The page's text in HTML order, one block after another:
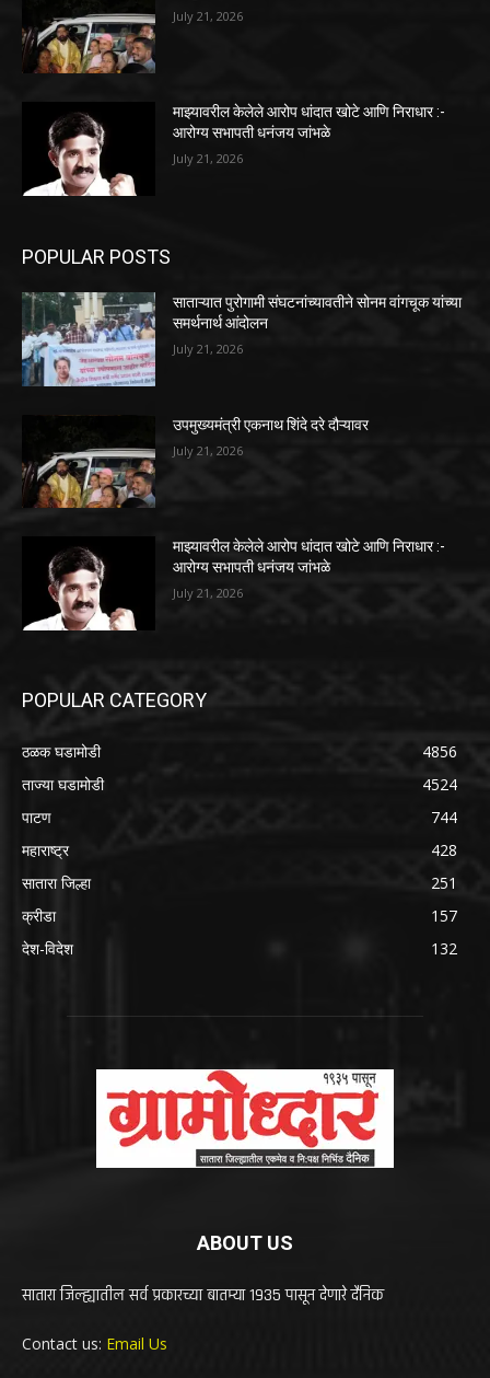
July 21, 2026
माझ्यावरील केलेले आरोप धांदात खोटे आणि निराधार :-
आरोग्य सभापती धनंजय जांभळे
July 21, 2026
POPULAR POSTS
साताऱ्यात पुरोगामी संघटनांच्यावतीने सोनम वांगचूक यांच्या
समर्थनार्थ आंदोलन
July 21, 2026
उपमुख्यमंत्री एकनाथ शिंदे दरे दौऱ्यावर
July 21, 2026
माझ्यावरील केलेले आरोप धांदात खोटे आणि निराधार :-
आरोग्य सभापती धनंजय जांभळे
July 21, 2026
POPULAR CATEGORY
ठळक घडामोडी
4856
ताज्या घडामोडी
4524
पाटण
744
महाराष्ट्र
428
सातारा जिल्हा
251
क्रीडा
157
देश-विदेश
132
ABOUT US
सातारा जिल्ह्यातील सर्व प्रकारच्या बातम्या 1935 पासून देणारे दैनिक
Contact us: Email Us